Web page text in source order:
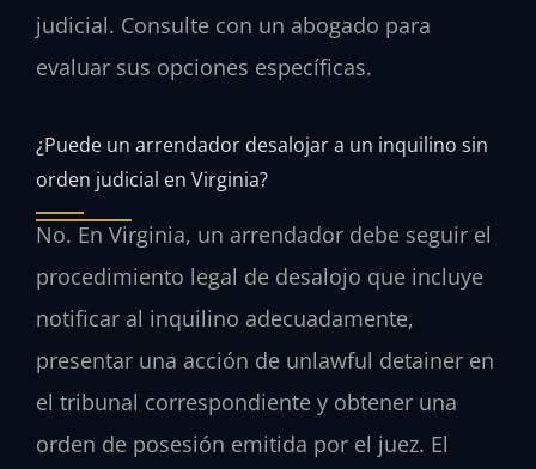
judicial. Consulte con un abogado para
evaluar sus opciones específicas.
¿Puede un arrendador desalojar a un inquilino sin
orden judicial en Virginia?
No. En Virginia, un arrendador debe seguir el
procedimiento legal de desalojo que incluye
notificar al inquilino adecuadamente,
presentar una acción de unlawful detainer en
el tribunal correspondiente y obtener una
orden de posesión emitida por el juez. El